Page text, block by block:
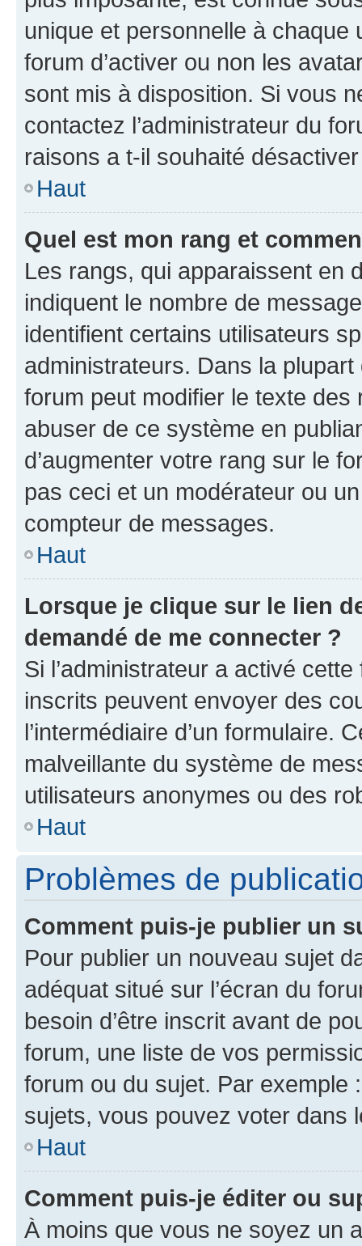
unique et personnelle à chaque
forum d’activer ou non les
sont mis à disposition. Si vous
contactez l’administrateur du
raisons a t-il souhaité
Haut
Quel est mon rang et
Les rangs, qui apparaissent en
indiquent le nombre de
identifient certains utilisateurs
administrateurs. Dans la
forum peut modifier le texte
abuser de ce système en
d’augmenter votre rang sur le
pas ceci et un modérateur ou
compteur de messages.
Haut
Lorsque je clique sur le lien
demandé de me connecter ?
Si l’administrateur a activé
inscrits peuvent envoyer des
l’intermédiaire d’un formulaire.
malveillante du système de
utilisateurs anonymes ou des
Haut
Problèmes de
Comment puis-je publier un
Pour publier un nouveau sujet
adéquat situé sur l’écran du
besoin d’être inscrit avant de
forum, une liste de vos
forum ou du sujet. Par exemple
sujets, vous pouvez voter dans
Haut
Comment puis-je éditer ou
À moins que vous ne soyez un